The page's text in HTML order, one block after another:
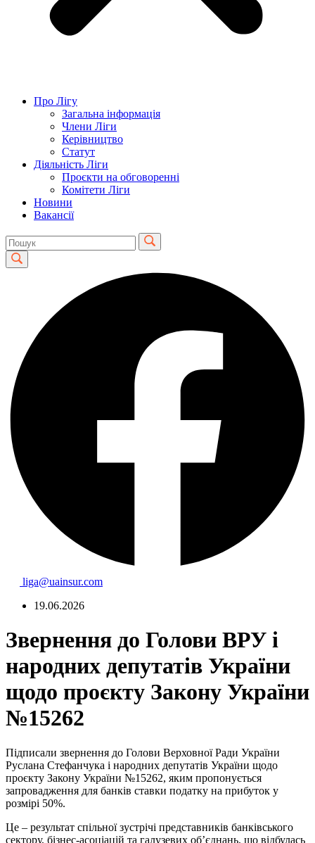
Про Лігу
Загальна інформація
Члени Ліги
Керівництво
Статут
Діяльність Ліги
Проєкти на обговоренні
Комітети Ліги
Новини
Вакансії
liga@uainsur.com
19.06.2026
Звернення до Голови ВРУ і
народних депутатів України
щодо проєкту Закону України
№15262
Підписали звернення до Голови Верховної Ради України
Руслана Стефанчука і народних депутатів України щодо
проєкту Закону України №15262, яким пропонується
запровадження для банків ставки податку на прибуток у
розмірі 50%.
Це – результат спільної зустрічі представників банківського
сектору, бізнес-асоціацій та галузевих об’єднань, що відбулась